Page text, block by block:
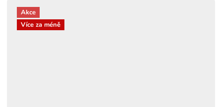
Akce
Více za méně